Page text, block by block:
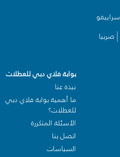
سراييفو
صربيا
بوابة فلاي دبي للعطلات
نبذة عنا
ما أهمية بوابة فلاي دبي
للعطلات؟
الأسئلة المتكررة
اتصل بنا
السياسات